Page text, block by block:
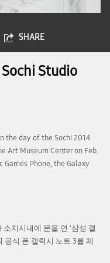
SHARE
Studio
the day of the Sochi 2014
Art Museum Center on Feb.
Phone, the Galaxy
치시내에 문을 연 '삼성 갤
공식 폰 갤럭시 노트 3를 체